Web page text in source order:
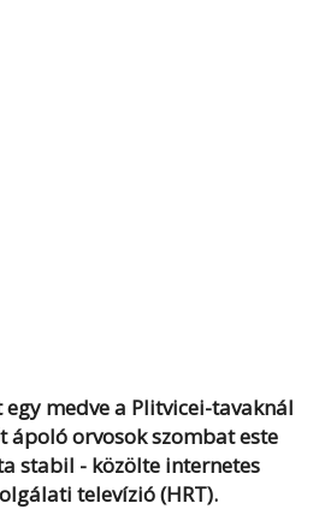
medve a Plitvicei-tavaknál
ápoló orvosok szombat este
stabil - közölte internetes
televízió (HRT).